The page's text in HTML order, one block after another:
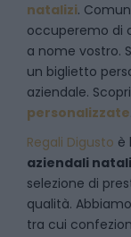
natalizi.
occuperemo di
a nome vostro.
un biglietto
aziendale.
personalizzate
Regali Digusto è
aziendali
selezione di
qualità.
tra cui